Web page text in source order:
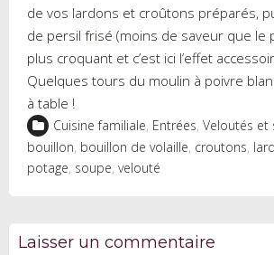
de vos lardons et croûtons préparés,
de persil frisé (moins de saveur que le
plus croquant et c’est ici l’effet
Quelques tours du moulin à poivre
à table !
Cuisine familiale, Entrées, Veloutés et
bouillon, bouillon de volaille, croutons,
potage, soupe, velouté
Laisser un commentaire